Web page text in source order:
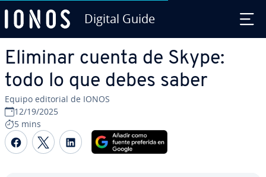
Digital Guide
Eliminar cuenta de Skype:
todo lo que debes saber
Equipo editorial de IONOS
12/19/2025
5 mins
Compartir Facebook
Compartir Twitter
Compartir LinkedIn